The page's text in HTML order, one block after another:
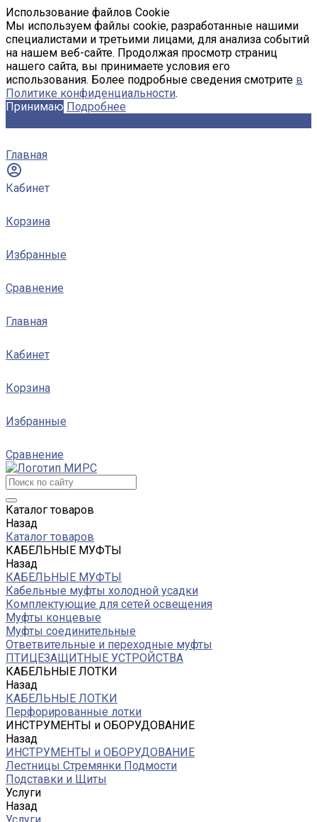
Использование файлов Cookie
Мы используем файлы cookie, разработанные нашими
специалистами и третьими лицами, для анализа событий
на нашем веб-сайте. Продолжая просмотр страниц
нашего сайта, вы принимаете условия его
использования. Более подробные сведения смотрите в
Политике конфиденциальности.
Принимаю Подробнее
Главная
Кабинет
Корзина
Избранные
Сравнение
Главная
Кабинет
Корзина
Избранные
Сравнение
Каталог товаров
Назад
Каталог товаров
КАБЕЛЬНЫЕ МУФТЫ
Назад
КАБЕЛЬНЫЕ МУФТЫ
Кабельные муфты холодной усадки
Комплектующие для сетей освещения
Муфты концевые
Муфты соединительные
Ответвительные и переходные муфты
ПТИЦЕЗАЩИТНЫЕ УСТРОЙСТВА
КАБЕЛЬНЫЕ ЛОТКИ
Назад
КАБЕЛЬНЫЕ ЛОТКИ
Перфорированные лотки
ИНСТРУМЕНТЫ и ОБОРУДОВАНИЕ
Назад
ИНСТРУМЕНТЫ и ОБОРУДОВАНИЕ
Лестницы Стремянки Подмости
Подставки и Щиты
Услуги
Назад